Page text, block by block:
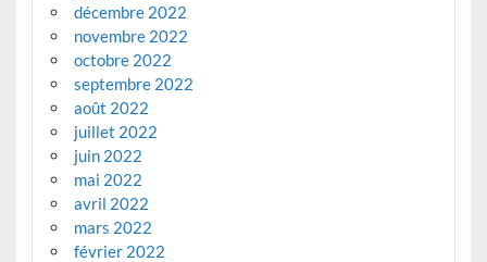
décembre 2022
novembre 2022
octobre 2022
septembre 2022
août 2022
juillet 2022
juin 2022
mai 2022
avril 2022
mars 2022
février 2022